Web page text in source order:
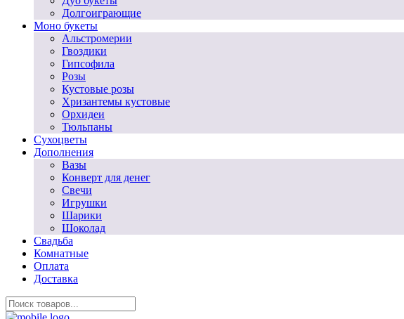
Долгоиграющие
Моно букеты
Альстромерии
Гвоздики
Гипсофила
Розы
Кустовые розы
Хризантемы кустовые
Орхидеи
Тюльпаны
Сухоцветы
Дополнения
Вазы
Конверт для денег
Свечи
Игрушки
Шарики
Шоколад
Свадьба
Комнатные
Оплата
Доставка